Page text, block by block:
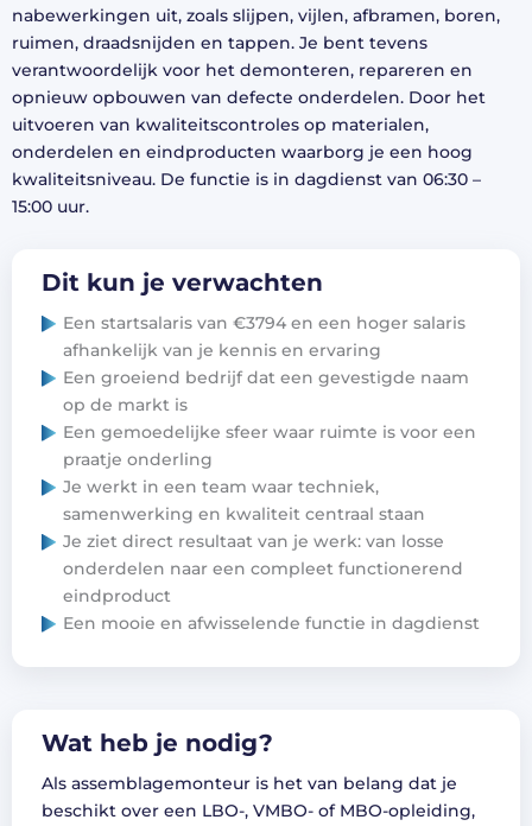
nabewerkingen uit, zoals slijpen, vijlen, afbramen, boren,
ruimen, draadsnijden en tappen. Je bent tevens
verantwoordelijk voor het demonteren, repareren en
opnieuw opbouwen van defecte onderdelen. Door het
uitvoeren van kwaliteitscontroles op materialen,
onderdelen en eindproducten waarborg je een hoog
kwaliteitsniveau. De functie is in dagdienst van 06:30 –
15:00 uur.
Dit kun je verwachten
Een startsalaris van €3794 en een hoger salaris
afhankelijk van je kennis en ervaring
Een groeiend bedrijf dat een gevestigde naam
op de markt is
Een gemoedelijke sfeer waar ruimte is voor een
praatje onderling
Je werkt in een team waar techniek,
samenwerking en kwaliteit centraal staan
Je ziet direct resultaat van je werk: van losse
onderdelen naar een compleet functionerend
eindproduct
Een mooie en afwisselende functie in dagdienst
Wat heb je nodig?
Als assemblagemonteur is het van belang dat je
beschikt over een LBO-, VMBO- of MBO-opleiding,